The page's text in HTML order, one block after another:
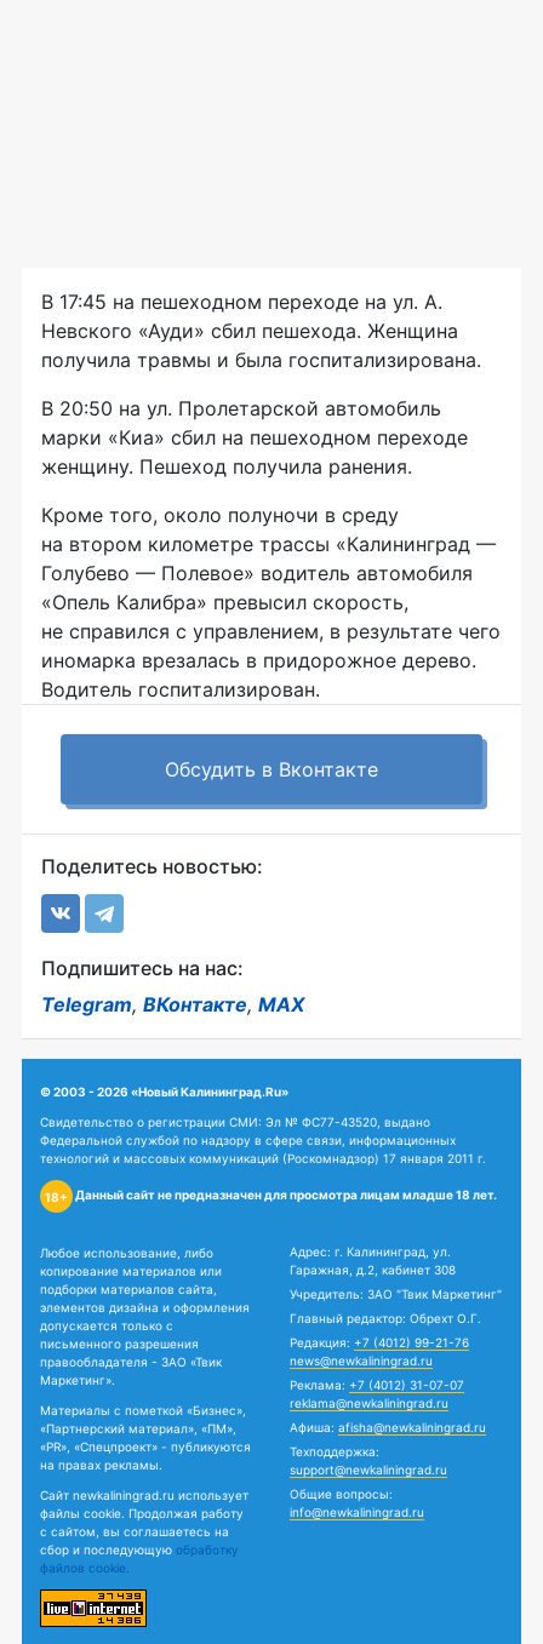
В 17:45 на пешеходном переходе на ул. А.
Невского «Ауди» сбил пешехода. Женщина
получила травмы и была госпитализирована.
В 20:50 на ул. Пролетарской автомобиль
марки «Киа» сбил на пешеходном переходе
женщину. Пешеход получила ранения.
Кроме того, около полуночи в среду
на втором километре трассы «Калининград —
Голубево — Полевое» водитель автомобиля
«Опель Калибра» превысил скорость,
не справился с управлением, в результате чего
иномарка врезалась в придорожное дерево.
Водитель госпитализирован.
Обсудить в Вконтакте
Поделитесь новостью:
Подпишитесь на нас:
Telegram, ВКонтакте, MAX
© 2003 - 2026 «Новый Калининград.Ru»
Свидетельство о регистрации СМИ: Эл № ФС77-43520, выдано
Федеральной службой по надзору в сфере связи, информационных
технологий и массовых коммуникаций (Роскомнадзор) 17 января 2011 г.
18+ Данный сайт не предназначен для просмотра лицам младше 18 лет.
Любое использование, либо
копирование материалов или
подборки материалов сайта,
элементов дизайна и оформления
допускается только с
письменного разрешения
правообладателя - ЗАО «Твик
Маркетинг».
Материалы с пометкой «Бизнес»,
«Партнерский материал», «ПМ»,
«PR», «Спецпроект» - публикуются
на правах рекламы.
Сайт newkaliningrad.ru использует
файлы cookie. Продолжая работу
с сайтом, вы соглашаетесь на
сбор и последующую обработку
файлов cookie.
Адрес: г. Калининград, ул.
Гаражная, д.2, кабинет 308
Учредитель: ЗАО "Твик Маркетинг"
Главный редактор: Обрехт О.Г.
Редакция: +7 (4012) 99-21-76
news@newkaliningrad.ru
Реклама: +7 (4012) 31-07-07
reklama@newkaliningrad.ru
Афиша: afisha@newkaliningrad.ru
Техподдержка:
support@newkaliningrad.ru
Общие вопросы:
info@newkaliningrad.ru